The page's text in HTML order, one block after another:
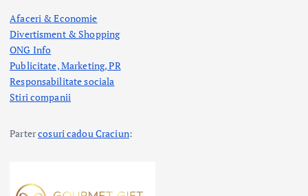
Afaceri & Economie
Divertisment & Shopping
ONG Info
Publicitate, Marketing, PR
Responsabilitate sociala
Stiri companii
Partercosuri cadou Craciun: